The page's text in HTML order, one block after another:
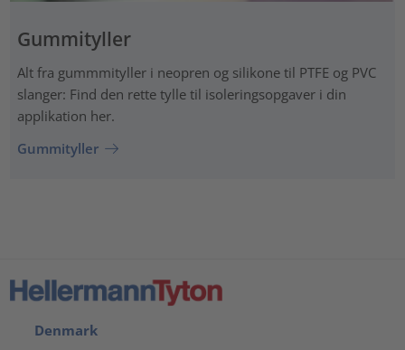
Gummityller
Alt fra gummmityller i neopren og silikone til PTFE og PVC
slanger: Find den rette tylle til isoleringsopgaver i din
applikation her.
Gummityller
Denmark